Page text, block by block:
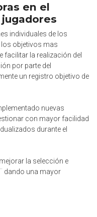
en el
individuales de los
objetivos mas
facilitar la realización del
por parte del
un registro objetivo de
nuevas
con mayor facilidad
durante el
la selección e
dando una mayor